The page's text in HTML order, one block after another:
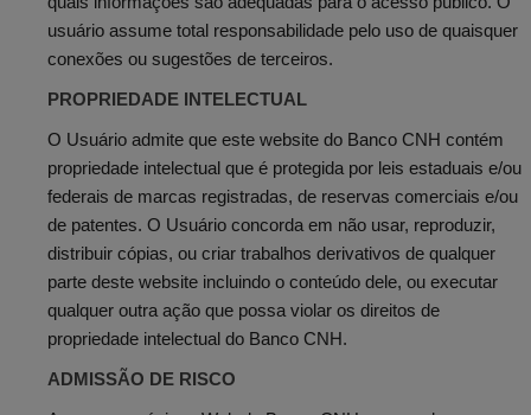
usuário assume total responsabilidade pelo uso de quaisquer
conexões ou sugestões de terceiros.
PROPRIEDADE INTELECTUAL
O Usuário admite que este website do Banco CNH contém
propriedade intelectual que é protegida por leis estaduais e/ou
federais de marcas registradas, de reservas comerciais e/ou
de patentes. O Usuário concorda em não usar, reproduzir,
distribuir cópias, ou criar trabalhos derivativos de qualquer
parte deste website incluindo o conteúdo dele, ou executar
qual​quer outra ação que possa violar os direitos de
propriedade intelectual do Banco CNH.
ADMISSÃO DE RISCO